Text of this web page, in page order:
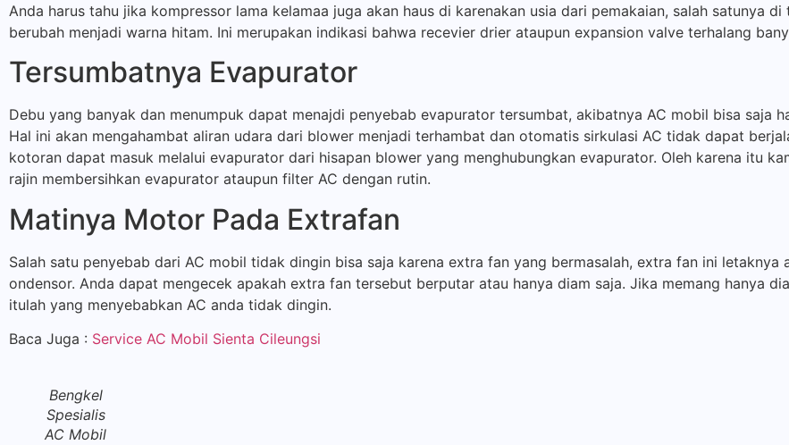
Anda harus tahu jika kompressor lama kelamaa juga akan haus di karenakan usia dari pemakaian, salah satunya
berubah menjadi warna hitam. Ini merupakan indikasi bahwa recevier drier ataupun expansion valve terhalang
Tersumbatnya Evapurator
Debu yang banyak dan menumpuk dapat menajdi penyebab evapurator tersumbat, akibatnya AC mobil bisa saja
Hal ini akan mengahambat aliran udara dari blower menjadi terhambat dan otomatis sirkulasi AC tidak dapat
kotoran dapat masuk melalui evapurator dari hisapan blower yang menghubungkan evapurator. Oleh karena itu
rajin membersihkan evapurator ataupun filter AC dengan rutin.
Matinya Motor Pada Extrafan
Salah satu penyebab dari AC mobil tidak dingin bisa saja karena extra fan yang bermasalah, extra fan ini letaknya
ondensor. Anda dapat mengecek apakah extra fan tersebut berputar atau hanya diam saja. Jika memang hanya
itulah yang menyebabkan AC anda tidak dingin.
Baca Juga : Service AC Mobil Sienta Cileungsi
Bengkel
Spesialis
AC Mobil